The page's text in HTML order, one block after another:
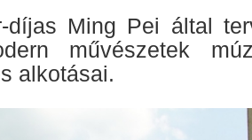
díjas Ming Pei által
művészetek
alkotásai.